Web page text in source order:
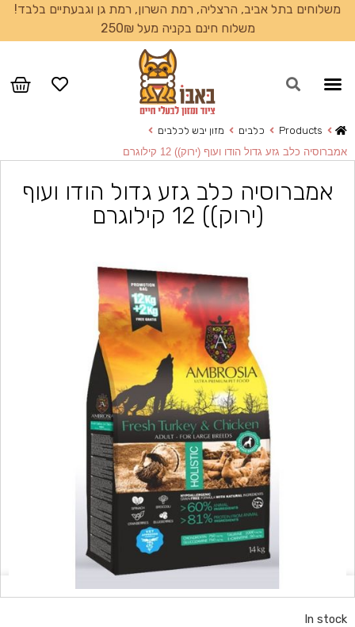
משלוחים בתל אביב, הרצליה, רמת השרון, רמת גן וגבעתיים בלבד!
משלוח חינם בקניה מעל 250₪
Products כלבים
מזון יבש לכלבים
אמברוסיה כלב גזע גדול הודו ועוף (ירוק)) 12 קילוגרם
אמברוסיה כלב גזע גדול הודו ועוף
(ירוק)) 12 קילוגרם
In stock